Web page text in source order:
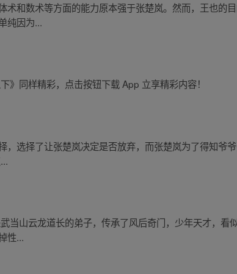
和数术等方面的能力原本强于张楚岚。然而，王也的
纯因为...
同样精彩，点击按钮下载 App 立享精彩内容！
选择了让张楚岚决定是否放弃，而张楚岚为了得知爷
当山云龙道长的弟子，传承了风后奇门，少年天才，看
性...